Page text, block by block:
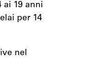
ai 19 anni
per 14
nel